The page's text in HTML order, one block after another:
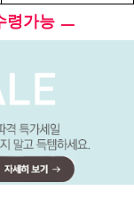
령가능 ㅡ